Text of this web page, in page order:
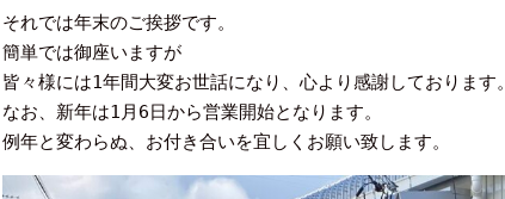
それでは年末のご挨拶です。
簡単では御座いますが
皆々様には1年間大変お世話になり、心より感謝しております。
なお、新年は1月6日から営業開始となります。
例年と変わらぬ、お付き合いを宜しくお願い致します。